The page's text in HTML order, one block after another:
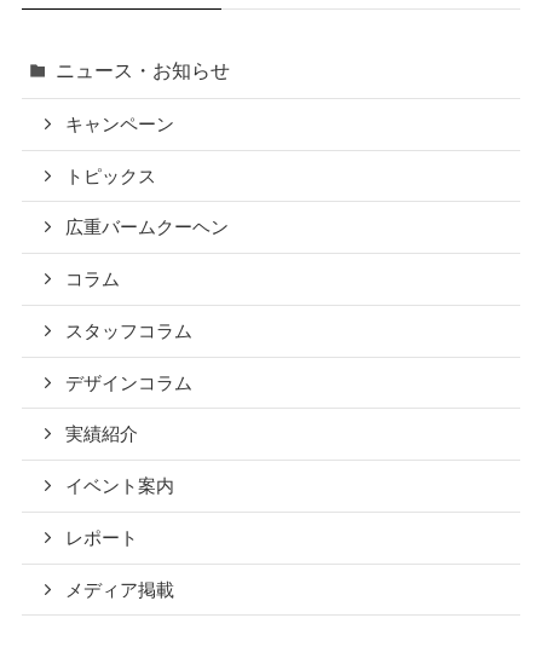
ニュース・お知らせ
キャンペーン
トピックス
広重バームクーヘン
コラム
スタッフコラム
デザインコラム
実績紹介
イベント案内
レポート
メディア掲載